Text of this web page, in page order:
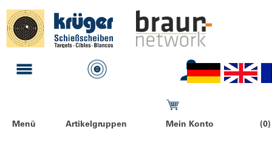
Menü Artikelgruppen Mein Konto